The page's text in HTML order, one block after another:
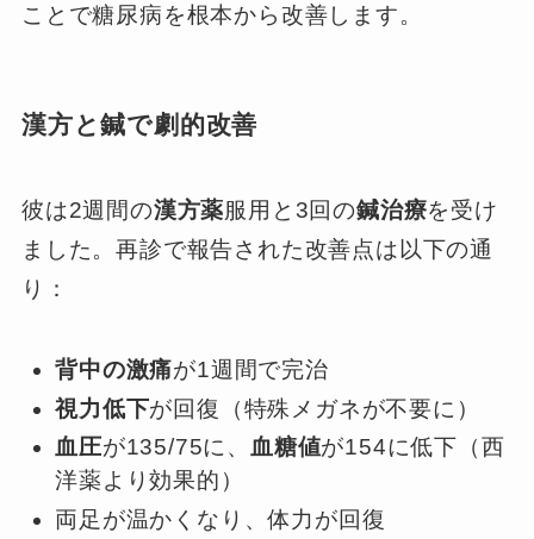
ことで糖尿病を根本から改善します。
漢方と鍼で劇的改善
彼は2週間の漢方薬服用と3回の鍼治療を受け
ました。再診で報告された改善点は以下の通
り：
背中の激痛が1週間で完治
視力低下が回復（特殊メガネが不要に）
血圧が135/75に、血糖値が154に低下（西
洋薬より効果的）
両足が温かくなり、体力が回復